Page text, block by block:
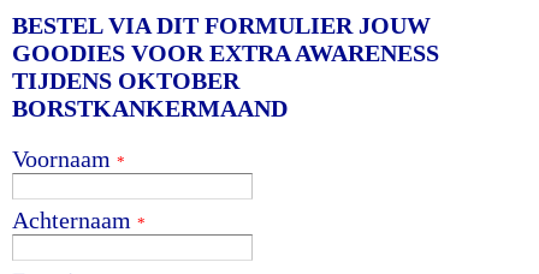
BESTEL VIA DIT FORMULIER JOUW
GOODIES VOOR EXTRA AWARENESS
TIJDENS OKTOBER
BORSTKANKERMAAND
Voornaam *
Achternaam *